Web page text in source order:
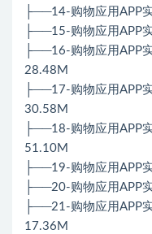
├──14-购物应用APP
├──15-购物应用APP
├──16-购物应用APP
28.48M
├──17-购物应用APP
30.58M
├──18-购物应用APP
51.10M
├──19-购物应用APP
├──20-购物应用APP
├──21-购物应用APP
17.36M